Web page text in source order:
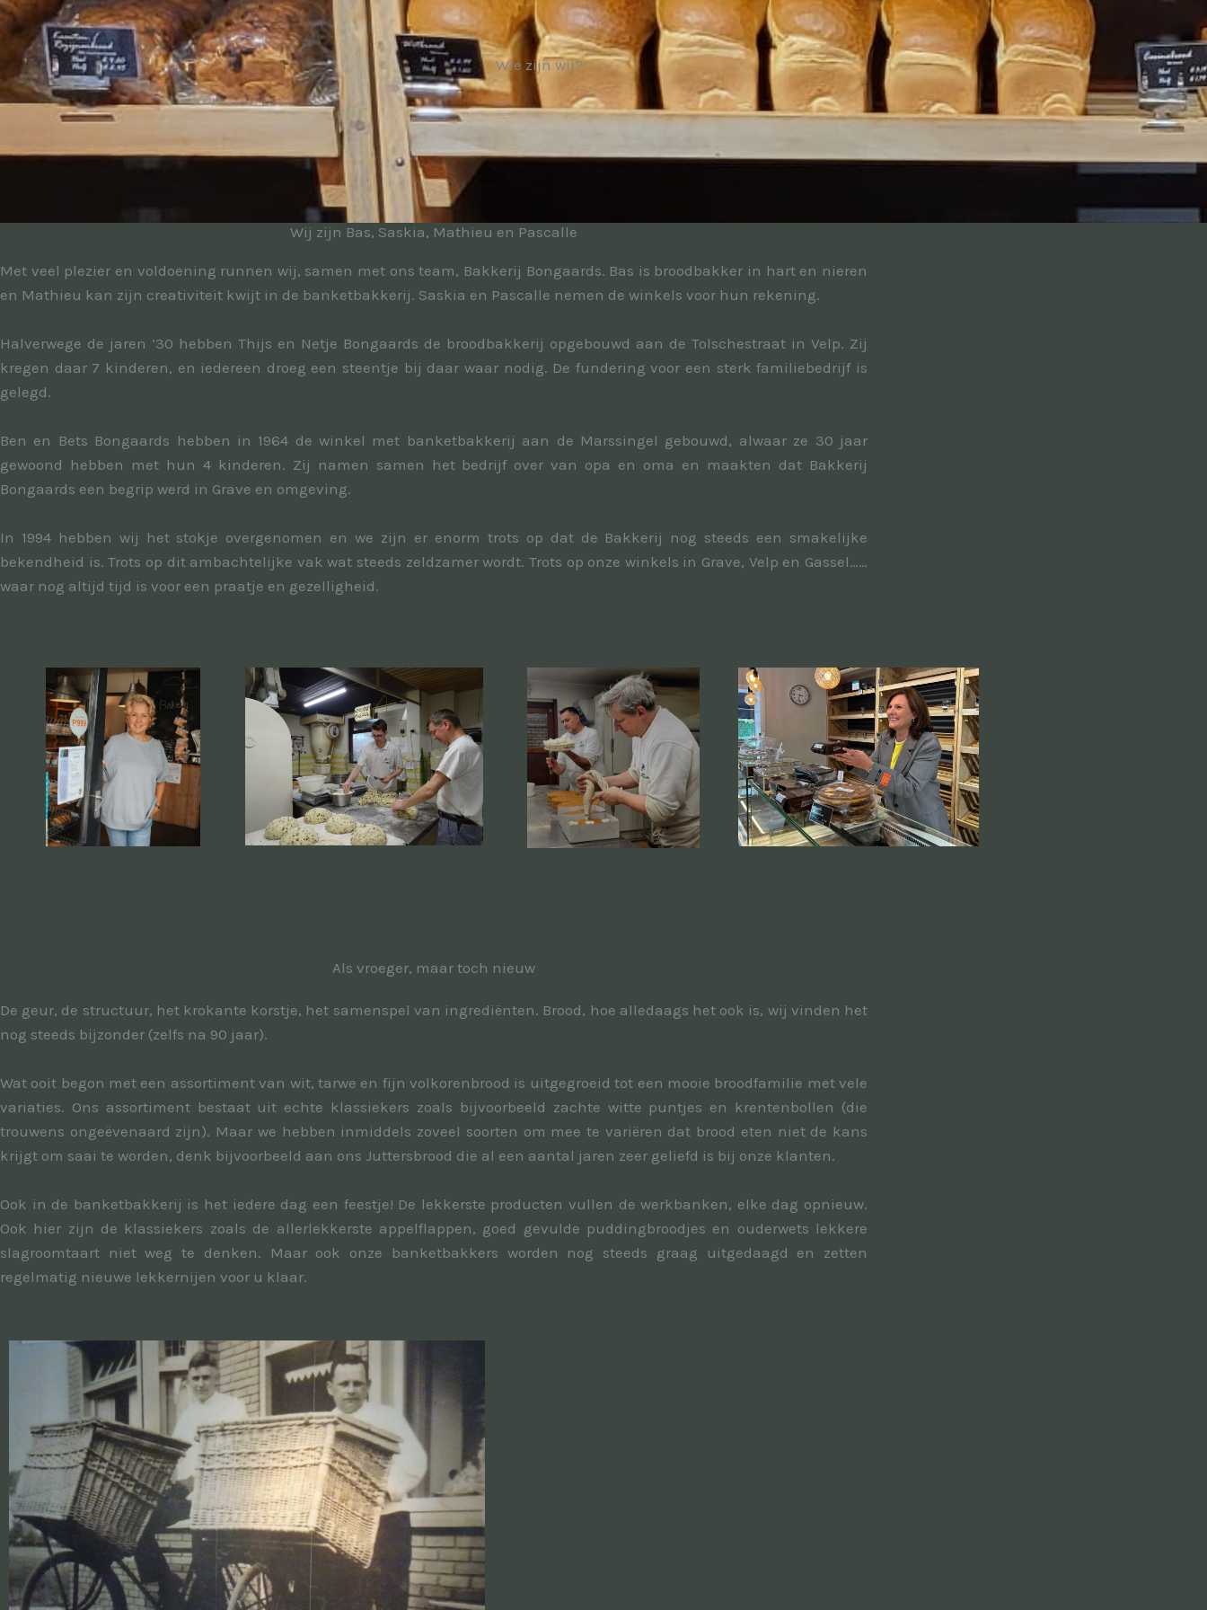
Wie zijn wij?
Wij zijn Bas, Saskia, Mathieu en Pascalle
Met veel plezier en voldoening runnen wij, samen met ons team, Bakkerij Bongaards. Bas is broodbakker in hart en nieren
en Mathieu kan zijn creativiteit kwijt in de banketbakkerij. Saskia en Pascalle nemen de winkels voor hun rekening.
Halverwege de jaren ’30 hebben Thijs en Netje Bongaards de broodbakkerij opgebouwd aan de Tolschestraat in Velp. Zij
kregen daar 7 kinderen, en iedereen droeg een steentje bij daar waar nodig. De fundering voor een sterk familiebedrijf is
gelegd.
Ben en Bets Bongaards hebben in 1964 de winkel met banketbakkerij aan de Marssingel gebouwd, alwaar ze 30 jaar
gewoond hebben met hun 4 kinderen. Zij namen samen het bedrijf over van opa en oma en maakten dat Bakkerij
Bongaards een begrip werd in Grave en omgeving.
In 1994 hebben wij het stokje overgenomen en we zijn er enorm trots op dat de Bakkerij nog steeds een smakelijke
bekendheid is. Trots op dit ambachtelijke vak wat steeds zeldzamer wordt. Trots op onze winkels in Grave, Velp en Gassel……
waar nog altijd tijd is voor een praatje en gezelligheid.
Als vroeger, maar toch nieuw
De geur, de structuur, het krokante korstje, het samenspel van ingrediënten. Brood, hoe alledaags het ook is, wij vinden het
nog steeds bijzonder (zelfs na 90 jaar).
Wat ooit begon met een assortiment van wit, tarwe en fijn volkorenbrood is uitgegroeid tot een mooie broodfamilie met vele
variaties. Ons assortiment bestaat uit echte klassiekers zoals bijvoorbeeld zachte witte puntjes en krentenbollen (die
trouwens ongeëvenaard zijn). Maar we hebben inmiddels zoveel soorten om mee te variëren dat brood eten niet de kans
krijgt om saai te worden, denk bijvoorbeeld aan ons Juttersbrood die al een aantal jaren zeer geliefd is bij onze klanten.
Ook in de banketbakkerij is het iedere dag een feestje! De lekkerste producten vullen de werkbanken, elke dag opnieuw.
Ook hier zijn de klassiekers zoals de allerlekkerste appelflappen, goed gevulde puddingbroodjes en ouderwets lekkere
slagroomtaart niet weg te denken. Maar ook onze banketbakkers worden nog steeds graag uitgedaagd en zetten
regelmatig nieuwe lekkernijen voor u klaar.